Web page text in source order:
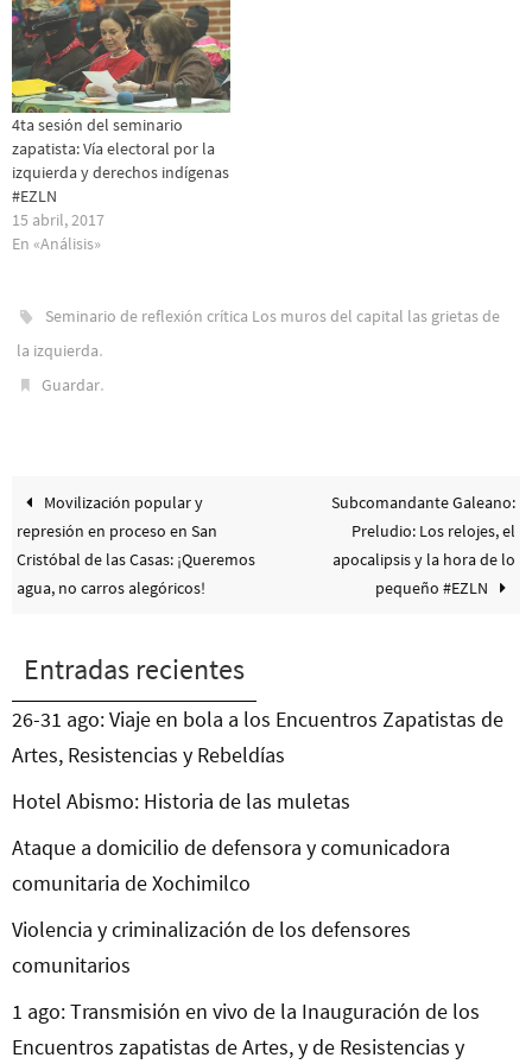
4ta sesión del seminario
zapatista: Vía electoral por la
izquierda y derechos indígenas
#EZLN
15 abril, 2017
En «Análisis»
Seminario de reflexión crítica Los muros del capital las grietas de
la izquierda.
Guardar.
Movilización popular y
represión en proceso en San
Cristóbal de las Casas: ¡Queremos
agua, no carros alegóricos!
Subcomandante Galeano:
Preludio: Los relojes, el
apocalipsis y la hora de lo
pequeño #EZLN
Entradas recientes
26-31 ago: Viaje en bola a los Encuentros Zapatistas de
Artes, Resistencias y Rebeldías
Hotel Abismo: Historia de las muletas
Ataque a domicilio de defensora y comunicadora
comunitaria de Xochimilco
Violencia y criminalización de los defensores
comunitarios
1 ago: Transmisión en vivo de la Inauguración de los
Encuentros zapatistas de Artes, y de Resistencias y